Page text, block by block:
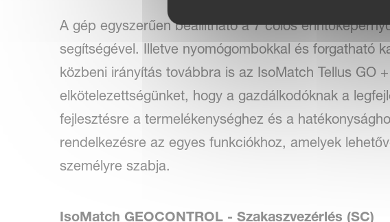
A gép egyszerűen beállítható a 7 colos
segítségével. Illetve nyomógombokkal és forgatható
közbeni irányítás továbbra is az IsoMatch Tellus GO
elkötelezettségünket, hogy a gazdálkodóknak a
fejlesztésre a termelékenységhez és a
rendelkezésre az egyes funkciókhoz, amelyek
személyre szabja.
IsoMatch GEOCONTROL - Szakaszvezérlés (SC)